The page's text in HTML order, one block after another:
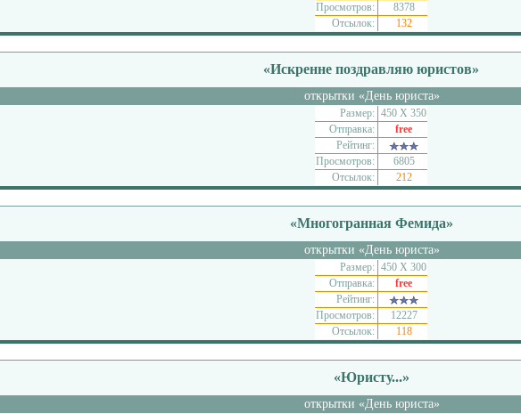
Просмотров:
8378
Отсылок:
132
«Искренне поздравляю юристов»
открытки «День юриста»
Размер: 450 Х 350
Отправка:
free
Рейтинг:
Просмотров:
6805
Отсылок:
212
«Многогранная Фемида»
открытки «День юриста»
Размер: 450 Х 300
Отправка:
free
Рейтинг:
Просмотров:
12227
Отсылок:
118
«Юристу...»
открытки «День юриста»